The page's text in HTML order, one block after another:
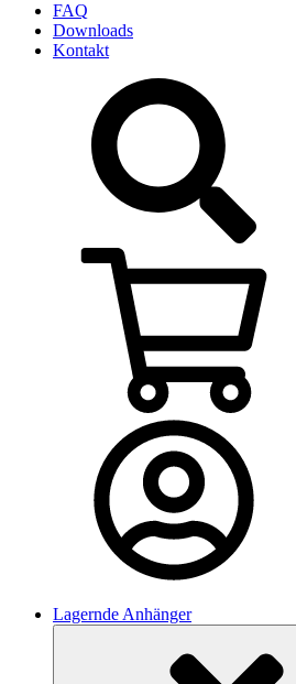
FAQ
Downloads
Kontakt
Lagernde Anhänger